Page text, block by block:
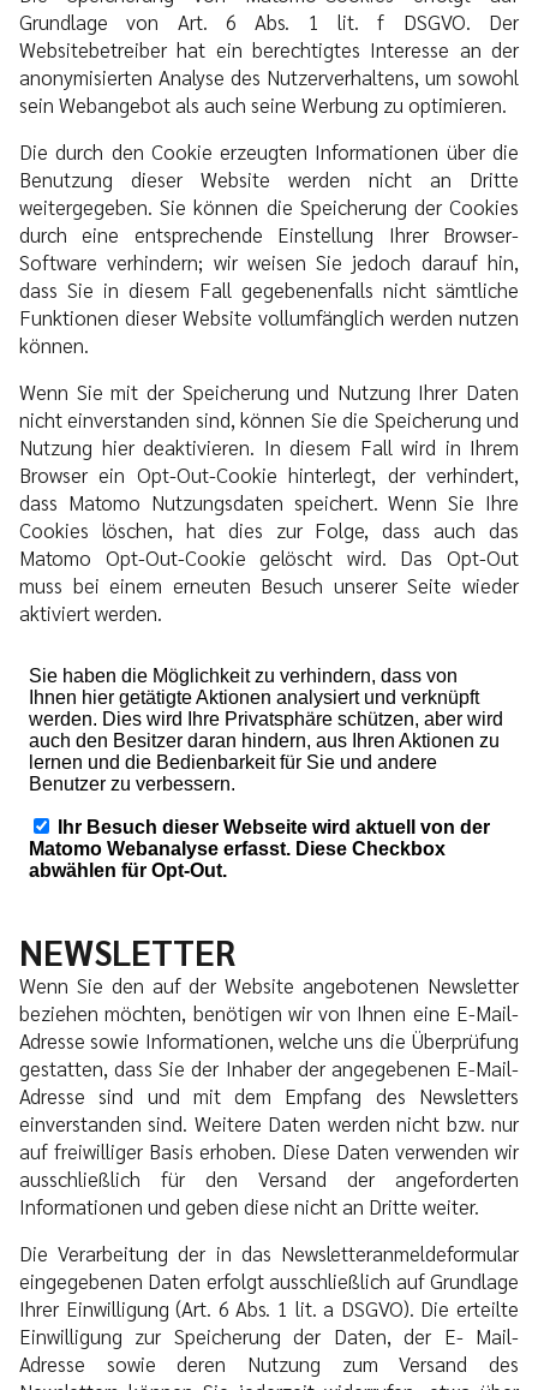
Grundlage von Art. 6 Abs. 1 lit. f DSGVO. Der
Websitebetreiber hat ein berechtigtes Interesse an der
anonymisierten Analyse des Nutzerverhaltens, um sowohl
sein Webangebot als auch seine Werbung zu optimieren.
Die durch den Cookie erzeugten Informationen über die
Benutzung dieser Website werden nicht an Dritte
weitergegeben. Sie können die Speicherung der Cookies
durch eine entsprechende Einstellung Ihrer Browser-
Software verhindern; wir weisen Sie jedoch darauf hin,
dass Sie in diesem Fall gegebenenfalls nicht sämtliche
Funktionen dieser Website vollumfänglich werden nutzen
können.
Wenn Sie mit der Speicherung und Nutzung Ihrer Daten
nicht einverstanden sind, können Sie die Speicherung und
Nutzung hier deaktivieren. In diesem Fall wird in Ihrem
Browser ein Opt-Out-Cookie hinterlegt, der verhindert,
dass Matomo Nutzungsdaten speichert. Wenn Sie Ihre
Cookies löschen, hat dies zur Folge, dass auch das
Matomo Opt-Out-Cookie gelöscht wird. Das Opt-Out
muss bei einem erneuten Besuch unserer Seite wieder
aktiviert werden.
NEWSLETTER
Wenn Sie den auf der Website angebotenen Newsletter
beziehen möchten, benötigen wir von Ihnen eine E-Mail-
Adresse sowie Informationen, welche uns die Überprüfung
gestatten, dass Sie der Inhaber der angegebenen E-Mail-
Adresse sind und mit dem Empfang des Newsletters
einverstanden sind. Weitere Daten werden nicht bzw. nur
auf freiwilliger Basis erhoben. Diese Daten verwenden wir
ausschließlich für den Versand der angeforderten
Informationen und geben diese nicht an Dritte weiter.
Die Verarbeitung der in das Newsletteranmeldeformular
eingegebenen Daten erfolgt ausschließlich auf Grundlage
Ihrer Einwilligung (Art. 6 Abs. 1 lit. a DSGVO). Die erteilte
Einwilligung zur Speicherung der Daten, der E- Mail-
Adresse sowie deren Nutzung zum Versand des